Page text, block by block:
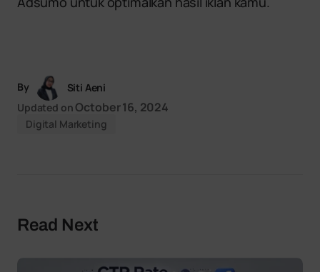
By
Siti Aeni
Updated on October 16, 2024
Digital Marketing
Read Next